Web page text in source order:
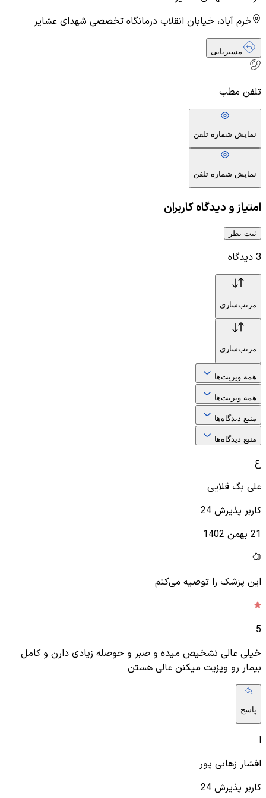
خرم آباد، خیابان انقلاب درمانگاه تخصصی شهدای عشایر
مسیریابی
تلفن مطب
نمایش شماره تلفن
نمایش شماره تلفن
امتیاز و دیدگاه کاربران
ثبت نظر
3 دیدگاه
مرتب‌سازی
مرتب‌سازی
همه ویزیت‌ها
همه ویزیت‌ها
منبع دیدگاه‌ها
منبع دیدگاه‌ها
ع
علی بگ قلایی
کاربر پذیرش 24
21 بهمن 1402
این پزشک را توصیه می‌کنم
5
خیلی عالی تشخیص میده و صبر و حوصله زیادی دارن و کامل
بیمار رو ویزیت میکنن عالی هستن
پاسخ
ا
افشار زهابی پور
کاربر پذیرش 24